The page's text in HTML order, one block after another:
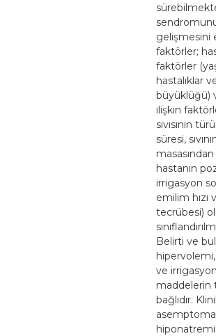
gelişmesini
faktörler;
faktörler
hastalıklar
büyüklüğü)
ilişkin
sıvısının
süresi,
hastanın
irrigasyon
emilim hızı
tecrübesi)
Belirti ve
ve irrigasyon
maddelerin
bağlıdır.